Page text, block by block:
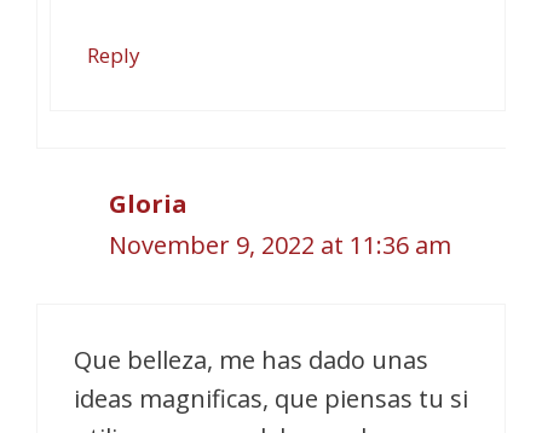
Reply
Gloria
November 9, 2022 at 11:36 am
Que belleza, me has dado unas
ideas magnificas, que piensas tu si